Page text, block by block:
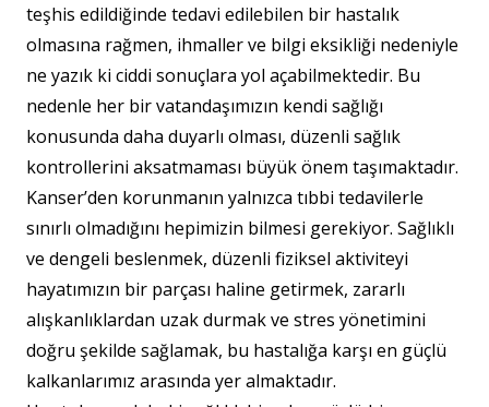
teşhis edildiğinde tedavi edilebilen bir hastalık
olmasına rağmen, ihmaller ve bilgi eksikliği nedeniyle
ne yazık ki ciddi sonuçlara yol açabilmektedir. Bu
nedenle her bir vatandaşımızın kendi sağlığı
konusunda daha duyarlı olması, düzenli sağlık
kontrollerini aksatmaması büyük önem taşımaktadır.
Kanser’den korunmanın yalnızca tıbbi tedavilerle
sınırlı olmadığını hepimizin bilmesi gerekiyor. Sağlıklı
ve dengeli beslenmek, düzenli fiziksel aktiviteyi
hayatımızın bir parçası haline getirmek, zararlı
alışkanlıklardan uzak durmak ve stres yönetimini
doğru şekilde sağlamak, bu hastalığa karşı en güçlü
kalkanlarımız arasında yer almaktadır.